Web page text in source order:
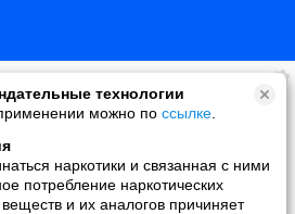
технологии
можно по ссылке
наркотики и связанная с ними
потребление наркотических
и их аналогов причиняет